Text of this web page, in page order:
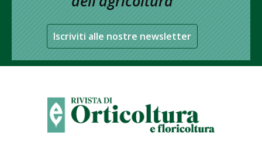
Iscriviti alle nostre newsletter